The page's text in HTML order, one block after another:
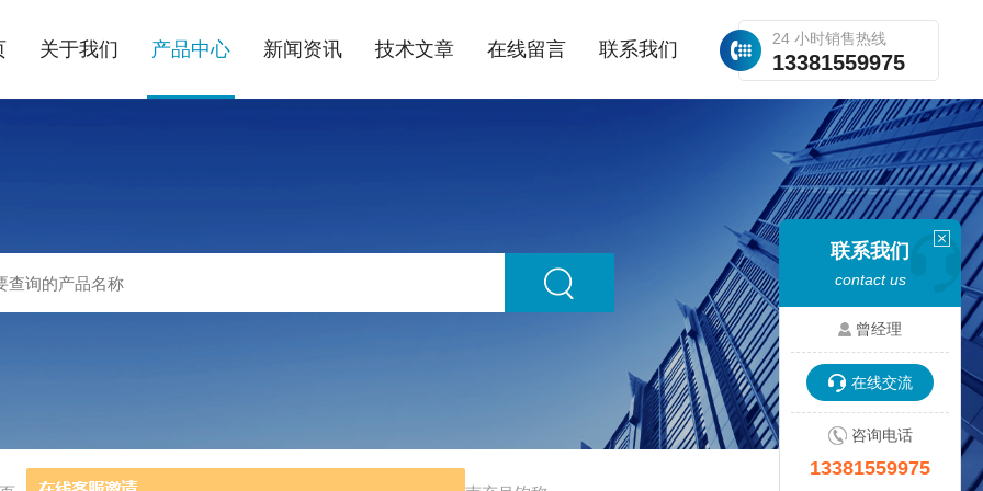
24 小时销售热线
13381559975
关于我们 产品中心 新闻资讯 技术文章 在线留言 联系我们
联系我们
contact us
曾经理
在线交流
咨询电话
13381559975